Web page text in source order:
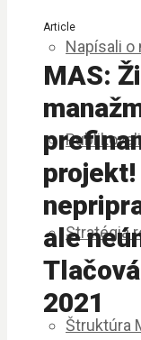
Napísali o
Stratégia
Štruktúra
Article
MAS:
projekt!
ale
2021